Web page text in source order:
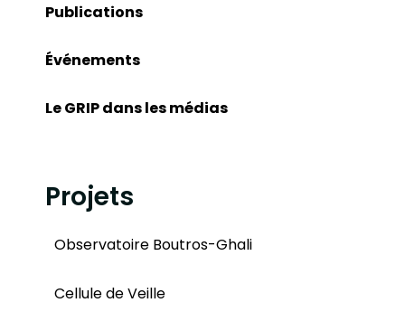
Publications
Événements
Le GRIP dans les médias
Projets
Observatoire Boutros-Ghali
Cellule de Veille